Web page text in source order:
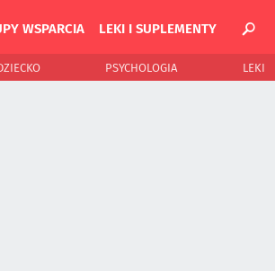
WSPARCIA LEKI I SUPLEMENTY
PSYCHOLOGIA LEKI